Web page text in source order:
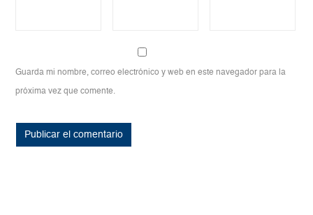
Guarda mi nombre, correo electrónico y web en este navegador para la
próxima vez que comente.